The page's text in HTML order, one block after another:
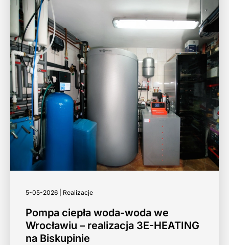
5-05-2026 | Realizacje
Pompa ciepła woda-woda we
Wrocławiu – realizacja 3E-HEATING
na Biskupinie